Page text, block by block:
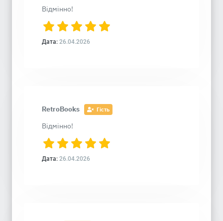
Відмінно!
Дата: 26.04.2026
RetroBooks Гість
Відмінно!
Дата: 26.04.2026